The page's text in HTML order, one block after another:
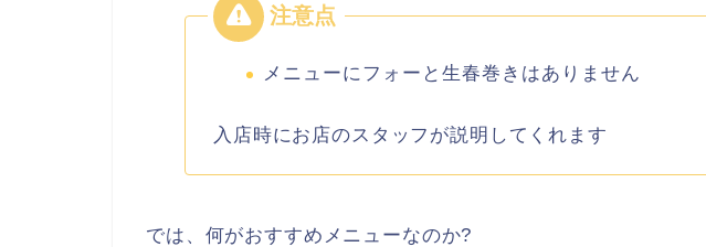
メニューにフォーと生春巻きはありません
入店時にお店のスタッフが説明してくれます
では、何がおすすめメニューなのか?